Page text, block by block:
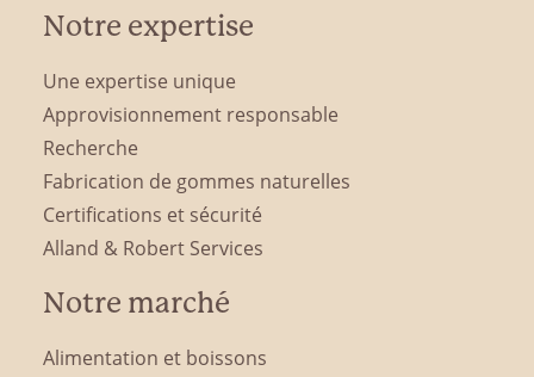
Notre expertise
Une expertise unique
Approvisionnement responsable
Recherche
Fabrication de gommes naturelles
Certifications et sécurité
Alland & Robert Services
Notre marché
Alimentation et boissons